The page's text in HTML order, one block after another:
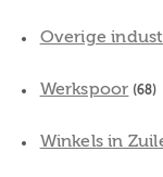
Overige
Werkspoor (68)
Winkels in